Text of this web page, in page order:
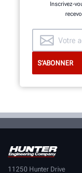
Inscrivez-
11250 Hunter Drive